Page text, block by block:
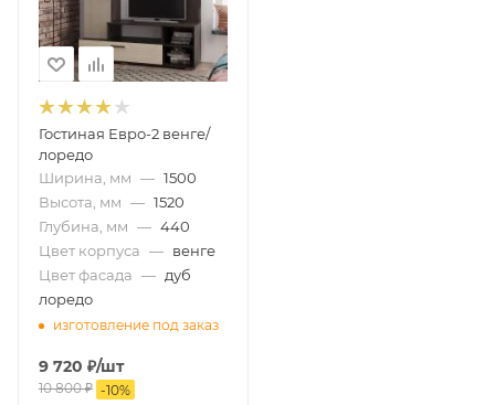
Гостиная Евро-2 венге/
лоредо
Ширина, мм — 1500
Высота, мм — 1520
Глубина, мм — 440
Цвет корпуса — венге
Цвет фасада — дуб
лоредо
изготовление под заказ
9 720 ₽/шт
10 800₽ -10%